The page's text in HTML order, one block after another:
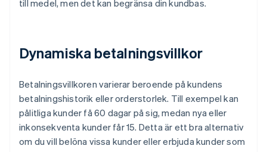
till medel, men det kan begränsa din kundbas.
Dynamiska betalningsvillkor
Betalningsvillkoren varierar beroende på kundens
betalningshistorik eller orderstorlek. Till exempel kan
pålitliga kunder få 60 dagar på sig, medan nya eller
inkonsekventa kunder får 15. Detta är ett bra alternativ
om du vill belöna vissa kunder eller erbjuda kunder som